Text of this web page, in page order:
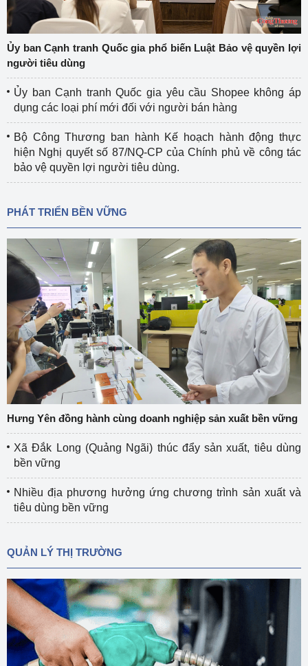
Ủy ban Cạnh tranh Quốc gia phổ biến Luật Bảo vệ quyền lợi
người tiêu dùng
Ủy ban Cạnh tranh Quốc gia yêu cầu Shopee không áp
dụng các loại phí mới đối với người bán hàng
Bộ Công Thương ban hành Kế hoạch hành động thực
hiện Nghị quyết số 87/NQ-CP của Chính phủ về công tác
bảo vệ quyền lợi người tiêu dùng.
PHÁT TRIỂN BỀN VỮNG
Hưng Yên đồng hành cùng doanh nghiệp sản xuất bền vững
Xã Đắk Long (Quảng Ngãi) thúc đẩy sản xuất, tiêu dùng
bền vững
Nhiều địa phương hưởng ứng chương trình sản xuất và
tiêu dùng bền vững
QUẢN LÝ THỊ TRƯỜNG